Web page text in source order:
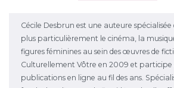
Cécile Desbrun est une auteure
plus particulièrement le cinéma, la
figures féminines au sein des œuvres de
Culturellement Vôtre en 2009 et participe
publications en ligne au fil des ans.